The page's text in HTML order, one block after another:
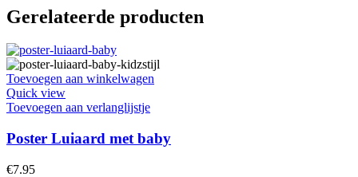
Gerelateerde producten
Toevoegen aan winkelwagen
Quick view
Toevoegen aan verlanglijstje
Poster Luiaard met baby
€7.95